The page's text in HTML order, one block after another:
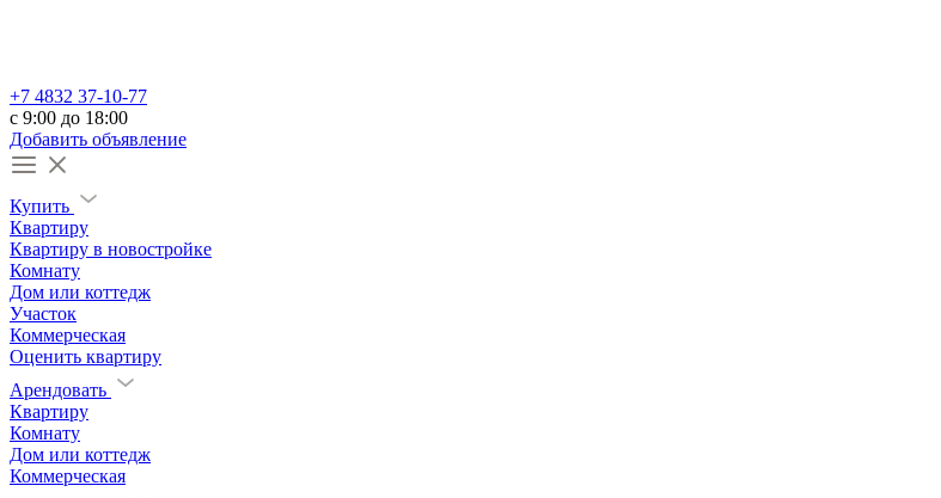
+7 4832 37-10-77
c 9:00 до 18:00
Добавить объявление
Купить
Квартиру
Квартиру в новостройке
Комнату
Дом или коттедж
Участок
Коммерческая
Оценить квартиру
Арендовать
Квартиру
Комнату
Дом или коттедж
Коммерческая